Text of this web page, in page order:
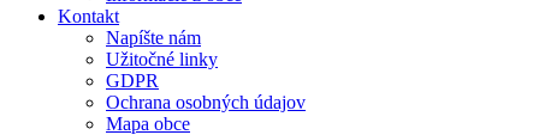
Kontakt
Napíšte nám
Užitočné linky
GDPR
Ochrana osobných údajov
Mapa obce